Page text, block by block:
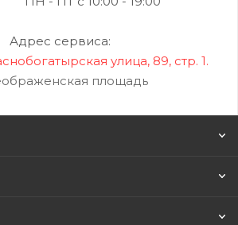
Адрес сервиса:
улица, 89, стр. 1.
площадь